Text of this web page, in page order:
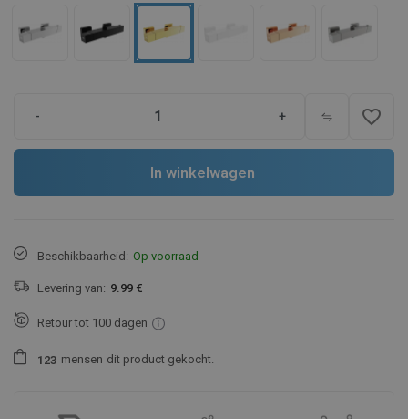
- + favorite_border
In winkelwagen
Beschikbaarheid: Op voorraad
Levering van: 9.99 €
Retour tot 100 dagen
1 23 mensen dit product gekocht.